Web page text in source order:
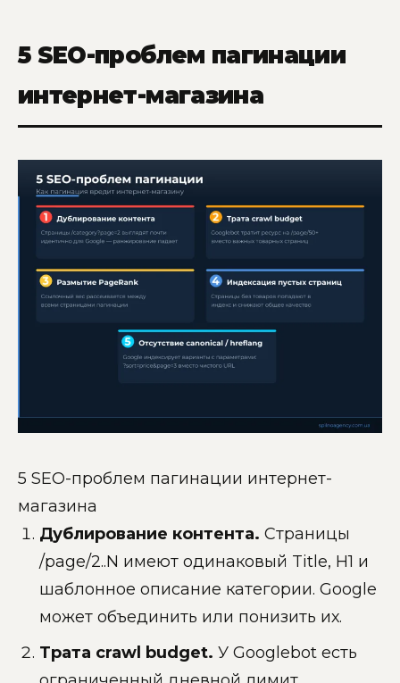
5 SEO-проблем пагинации
интернет-магазина
5 SEO-проблем пагинации интернет-
магазина
Дублирование контента. Страницы
/page/2..N имеют одинаковый Title, H1 и
шаблонное описание категории. Google
может объединить или понизить их.
Трата crawl budget. У Googlebot есть